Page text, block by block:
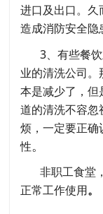
进口及出口。久
造成消防安全隐
3、有些餐
业的清洗公司
本是减少了，但
道的清洗不容
烦，一定要正
性。
非职工食堂
正常工作使用。